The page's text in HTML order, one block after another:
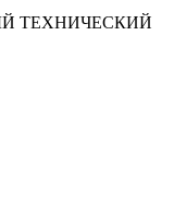
ТЕХНИЧЕСКИЙ